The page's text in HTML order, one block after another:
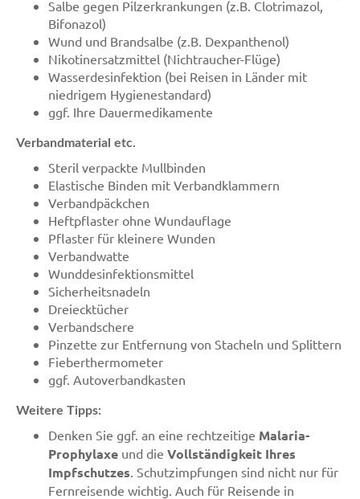
Salbe gegen Pilzerkrankungen (z.B. Clotrimazol,
Bifonazol)
Wund und Brandsalbe (z.B. Dexpanthenol)
Nikotinersatzmittel (Nichtraucher-Flüge)
Wasserdesinfektion (bei Reisen in Länder mit
niedrigem Hygienestandard)
ggf. Ihre Dauermedikamente
Verbandmaterial etc.
Steril verpackte Mullbinden
Elastische Binden mit Verbandklammern
Verbandpäckchen
Heftpflaster ohne Wundauflage
Pflaster für kleinere Wunden
Verbandwatte
Wunddesinfektionsmittel
Sicherheitsnadeln
Dreiecktücher
Verbandschere
Pinzette zur Entfernung von Stacheln und Splittern
Fieberthermometer
ggf. Autoverbandkasten
Weitere Tipps:
Denken Sie ggf. an eine rechtzeitige Malaria-
Prophylaxe und die Vollständigkeit Ihres
Impfschutzes. Schutzimpfungen sind nicht nur für
Fernreisende wichtig. Auch für Reisende in